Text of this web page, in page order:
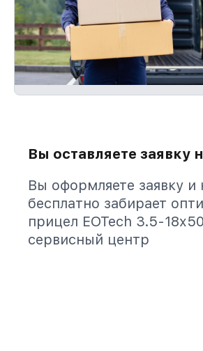
Вы оставляете заявку
Вы оформляете заявку и
бесплатно забирает
прицел EOTech 3.5-
сервисный центр